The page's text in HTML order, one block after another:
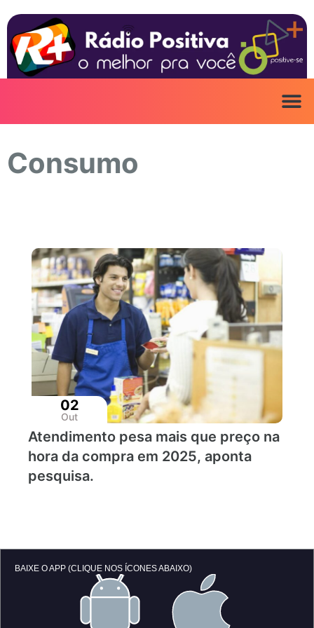
para
conteúdo
Consumo
02
Out
Atendimento pesa mais que preço na
hora da compra em 2025, aponta
pesquisa.
BAIXE O APP (CLIQUE NOS ÍCONES ABAIXO)